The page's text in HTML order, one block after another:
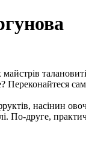
Переконайтеся
насінин
По-друге,